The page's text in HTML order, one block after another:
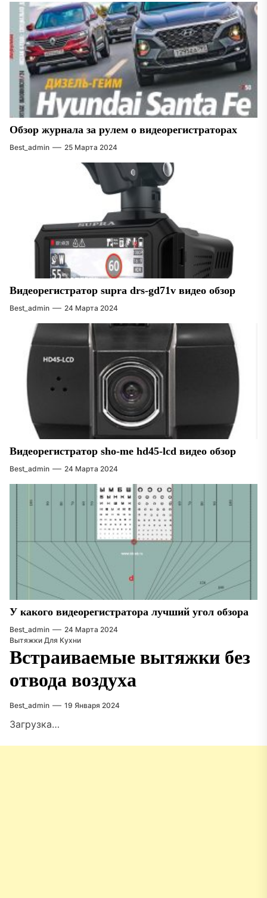
Обзор журнала за рулем о видеорегистраторах
Best_admin 25 Марта 2024
Видеорегистратор supra drs-gd71v видео обзор
Best_admin 24 Марта 2024
Видеорегистратор sho-me hd45-lcd видео обзор
Best_admin 24 Марта 2024
У какого видеорегистратора лучший угол обзора
Best_admin
24 Марта 2024
Вытяжки Для Кухни
Встраиваемые вытяжки без
отвода воздуха
Best_admin 19 Января 2024
Загрузка…